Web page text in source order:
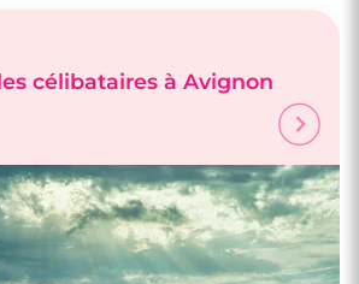
célibataires à Avignon